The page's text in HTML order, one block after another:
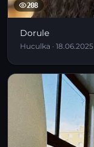
208
Dorule
Huculka · 18.06.2025